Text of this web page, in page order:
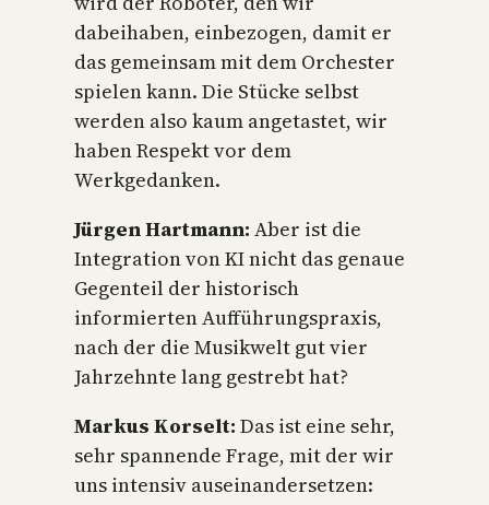
dabeihaben, einbezogen, damit er
das gemeinsam mit dem Orchester
spielen kann. Die Stücke selbst
werden also kaum angetastet, wir
haben Respekt vor dem
Werkgedanken.
Jürgen Hartmann: Aber ist die
Integration von KI nicht das genaue
Gegenteil der historisch
informierten Aufführungspraxis,
nach der die Musikwelt gut vier
Jahrzehnte lang gestrebt hat?
Markus Korselt: Das ist eine sehr,
sehr spannende Frage, mit der wir
uns intensiv auseinandersetzen: